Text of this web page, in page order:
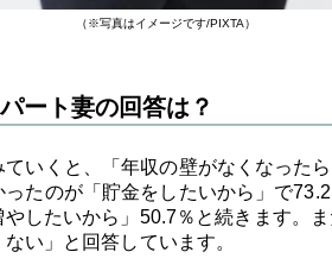
（※写真はイメージです/PIXTA）
ート妻の回答は？
いくと、「年収の壁がなくなった
たのが「貯金をしたいから」で
したいから」50.7％と続きます。
い」と回答しています。